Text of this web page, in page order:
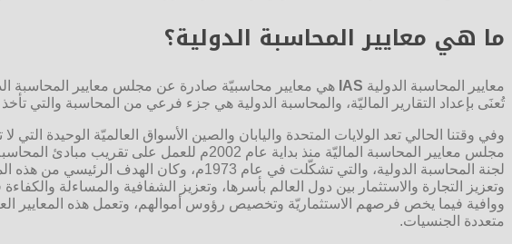
ما هي معايير المحاسبة الدولية؟
معايير المحاسبة الدولية IAS
تُعنَى بإعداد التقارير الماليّة، والمحاسبة الدولية هي جزء فرعي من المحاسبة والتي
وفي وقتنا الحالي تعد الولايات المتحدة واليابان والصين الأسواق العالميّة الوحيدة التي
مجلس معايير المحاسبة الماليّة منذ بداية عام 2002م للعمل على تقريب مبادئ المحاسبة الأمريكيّة والمعايير الدوليّة لإعداد التقارير الماليّة، وقد كانت معايير المحاسبة الدولية
لجنة المحاسبة الدولية، والتي تشكّلت في عام
وتعزيز التجارة والاستثمار بين دول العالم بأسرها، وتعزيز الشفافية والمساءلة
ووافية فيما يخص فرصهم الاستثماريّة وتخصيص رؤوس أموالهم، وتعمل هذه المعايير
متعددة الجنسيات.